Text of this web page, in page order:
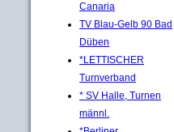
Canaria
TV Blau-Gelb 90 Bad
Düben
*LETTISCHER
Turnverband
* SV Halle, Turnen
männl.